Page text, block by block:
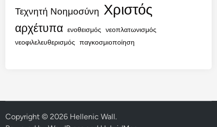
Τεχνητή Νοημοσύνη Χριστός
αρχέτυπα ενοθεισμός νεοπλατωνισμός
νεοφιλελευθερισμός παγκοσμιοποίηση
Copyright © 2026 Hellenic Wall.